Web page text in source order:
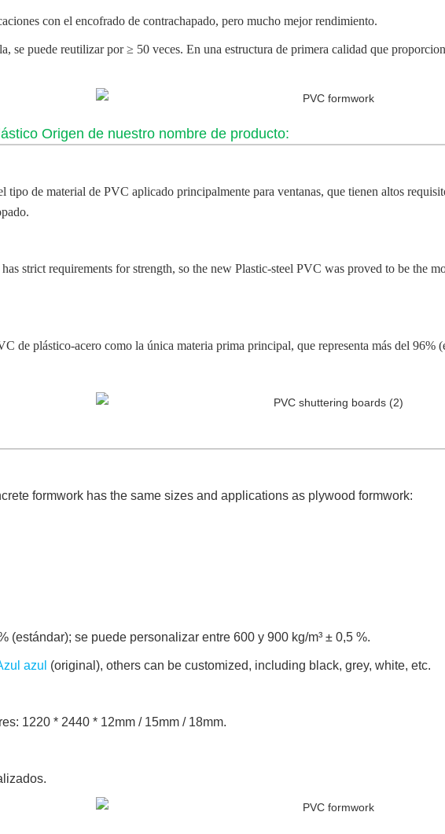
con el encofrado de contrachapado, pero mucho mejor rendimiento.
se puede reutilizar por ≥ 50 veces. En una estructura de primera calidad que
Origen de nuestro nombre de producto:
tipo de material de PVC aplicado principalmente para ventanas, que tienen altos
strict requirements for strength, so the new Plastic-steel PVC was proved to be the
de plástico-acero como la única materia prima principal, que representa más del 96%
formwork has the same sizes and applications as plywood formwork:
(estándar); se puede personalizar entre 600 y 900 kg/m³ ± 0,5 %.
azul (original), others can be customized, including black, grey, white, etc.
1220 * 2440 * 12mm / 15mm / 18mm.